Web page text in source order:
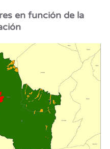
en función de la